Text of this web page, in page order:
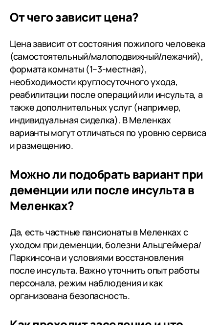
От чего зависит цена?
Цена зависит от состояния пожилого человека
(самостоятельный/малоподвижный/лежачий),
формата комнаты (1–3-местная),
необходимости круглосуточного ухода,
реабилитации после операций или инсульта, а
также дополнительных услуг (например,
индивидуальная сиделка). В Меленках
варианты могут отличаться по уровню сервиса
и размещению.
Можно ли подобрать вариант при
деменции или после инсульта в
Меленках?
Да, есть частные пансионаты в Меленках с
уходом при деменции, болезни Альцгеймера/
Паркинсона и условиями восстановления
после инсульта. Важно уточнить опыт работы
персонала, режим наблюдения и как
организована безопасность.